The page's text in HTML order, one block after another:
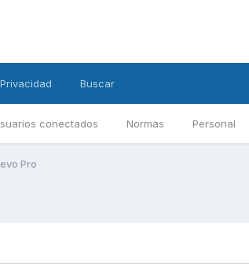
conectados Normas Personal
Buscar
Pro